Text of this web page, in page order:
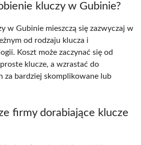
kluczy w Gubinie?
w Gubinie mieszczą się zazwyczaj w
od rodzaju klucza i
Koszt może zaczynać się od
klucze, a wzrastać do
za bardziej skomplikowane lub
firmy dorabiające klucze